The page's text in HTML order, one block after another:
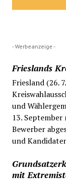
- Werbeanzeige -
Frieslands
Friesland (26.
und
13.
Bewerber
und
mit